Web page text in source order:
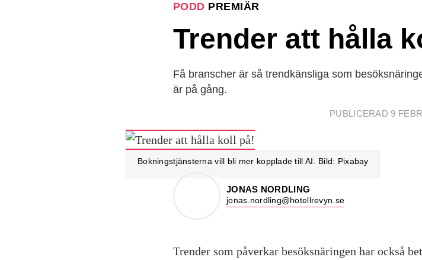
PODD PREMIÄR
Trender att hålla
Få branscher är så trendkänsliga som
är på gång.
PUBLICERAD 9
Bokningstjänsterna vill bli mer kopplade till AI. Bild: Pixabay
JONAS NORDLING
jonas.nordling@hotellrevyn.se
Trender som påverkar besöksnäringen har också